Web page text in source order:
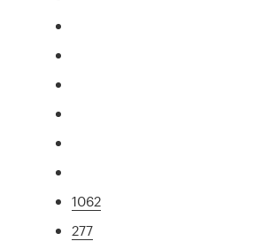
1062
277